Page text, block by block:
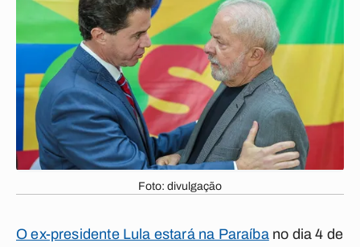
Foto: divulgação
O ex-presidente Lula estará na Paraíbano dia 4 de